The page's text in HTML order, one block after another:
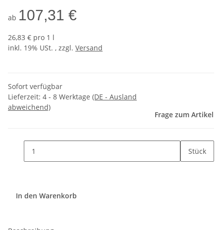
ab 107,31 €
26,83 € pro 1 l
inkl. 19% USt. , zzgl. Versand
Sofort verfügbar
Lieferzeit: 4 - 8 Werktage (DE - Ausland
abweichend)
Frage zum Artikel
Stück
In den Warenkorb